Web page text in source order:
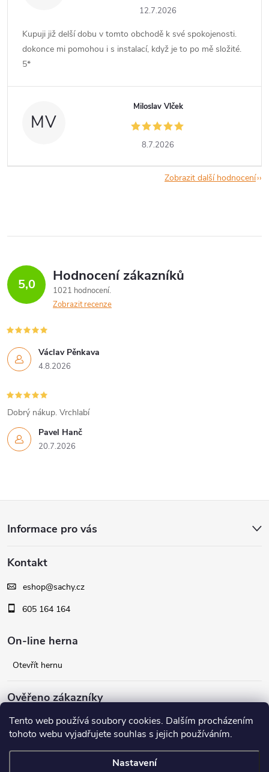
Tento web používá soubory cookies. Dalším procházením
tohoto webu vyjadřujete souhlas s jejich používáním.
Nastavení
12.7.2026
Kupuji již delší dobu v tomto obchodě k své spokojenosti.
dokonce mi pomohou i s instalací, když je to po mě složité.
5*
MV
Miloslav Vlček
8.7.2026
Zobrazit další hodnocení
5,0 Hodnocení zákazníků
1021 hodnocení
Zobrazit recenze
Václav Pěnkava
4.8.2026
Pavel Hanč
20.7.2026
Dobrý nákup. Vrchlabí
p
a
Informace pro vás
Kontakt
eshop@sachy.cz
605 164 164
On-line herna
Otevřít hernu
Ověřeno zákazníky
Facebook